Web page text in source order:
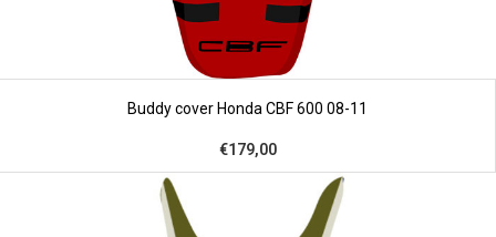
Buddy cover Honda CBF 600 08-11
€179,00